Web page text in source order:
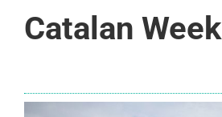
Catalan Week